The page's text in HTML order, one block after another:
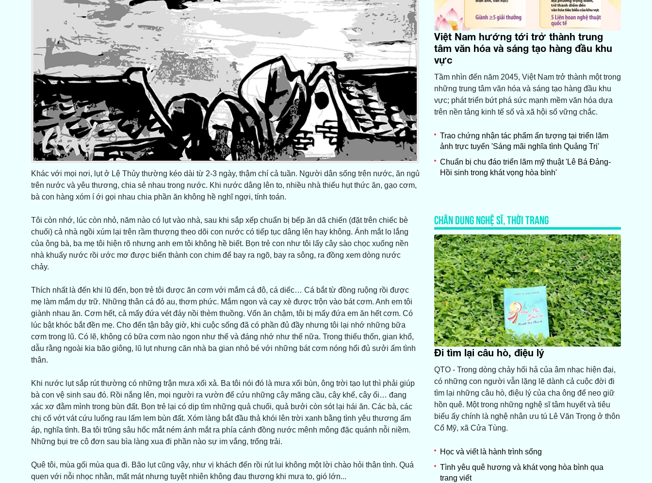
Khác với mọi nơi, lụt ở Lệ Thủy thường kéo dài từ 2-3 ngày, thậm chí cả tuần. Người dân sống trên nước, ăn ngủ
trên nước và yêu thương, chia sẻ nhau trong nước. Khi nước dâng lên to, nhiều nhà thiếu hụt thức ăn, gạo cơm,
bà con hàng xóm í ới gọi nhau chia phần ăn không hề nghĩ ngợi, tính toán.
Tôi còn nhớ, lúc còn nhỏ, năm nào có lụt vào nhà, sau khi sắp xếp chuẩn bị bếp ăn dã chiến (đặt trên chiếc bè
chuối) cả nhà ngồi xúm lại trên rầm thượng theo dõi con nước có tiếp tục dâng lên hay không. Ánh mắt lo lắng
của ông bà, ba mẹ tôi hiện rõ nhưng anh em tôi không hề biết. Bọn trẻ con như tôi lấy cây sào chọc xuống nền
nhà khuấy nước rồi ước mơ được biến thành con chim để bay ra ngõ, bay ra sông, ra đồng xem dòng nước
chảy.
Thích nhất là đến khi lũ đến, bọn trẻ tôi được ăn cơm với mắm cá đô, cá diếc… Cá bắt từ đồng ruộng rồi được
mẹ làm mắm dự trữ. Những thân cá đỏ au, thơm phức. Mắm ngon và cay xè được trộn vào bát cơm. Anh em tôi
giành nhau ăn. Cơm hết, cả mấy đứa vét đáy nồi thèm thuồng. Vốn ăn chậm, tôi bị mấy đứa em ăn hết cơm. Có
lúc bật khóc bắt đền mẹ. Cho đến tận bây giờ, khi cuộc sống đã có phần đủ đầy nhưng tôi lại nhớ những bữa
cơm trong lũ. Có lẽ, không có bữa cơm nào ngon như thế và đáng nhớ như thế nữa. Trong thiếu thốn, gian khổ,
dẫu rằng ngoài kia bão giông, lũ lụt nhưng căn nhà ba gian nhỏ bé với những bát cơm nóng hổi đủ sưởi ấm tình
thân.
Khi nước lụt sắp rút thường có những trận mưa xối xả. Ba tôi nói đó là mưa xối bùn, ông trời tạo lụt thì phải giúp
bà con vệ sinh sau đó. Rồi nắng lên, mọi người ra vườn để cứu những cây mãng cầu, cây khế, cây ổi… đang
xác xơ đằm mình trong bùn đất. Bọn trẻ lại có dịp tìm những quả chuối, quả bưởi còn sót lại hái ăn. Các bà, các
chị cố vớt vát cứu luống rau lấm lem bùn đất. Xóm làng bắt đầu thả khói lên trời xanh bằng tình yêu thương ấm
áp, nghĩa tình. Ba tôi trũng sâu hốc mắt ném ánh mắt ra phía cánh đồng nước mênh mông đặc quánh nỗi niềm.
Những bụi tre cô đơn sau bìa làng xua đi phần nào sự im vắng, trống trải.
Quê tôi, mùa gối mùa qua đi. Bão lụt cũng vậy, như vị khách đến rồi rút lui không một lời chào hỏi thân tình. Quá
quen với nỗi nhọc nhằn, mất mát nhưng tuyệt nhiên không đau thương khi mưa to, gió lớn...
Việt Nam hướng tới trở thành trung
tâm văn hóa và sáng tạo hàng đầu khu
vực
Tầm nhìn đến năm 2045, Việt Nam trở thành một trong
những trung tâm văn hóa và sáng tạo hàng đầu khu
vực; phát triển bứt phá sức mạnh mềm văn hóa dựa
trên nền tảng kinh tế số và xã hội số vững chắc.
Trao chứng nhận tác phẩm ấn tượng tại triển lãm
ảnh trực tuyến 'Sáng mãi nghĩa tình Quảng Trị'
Chuẩn bị chu đáo triển lãm mỹ thuật 'Lê Bá Đảng-
Hồi sinh trong khát vọng hòa bình'
CHÂN DUNG NGHỆ SĨ, THỜI TRANG
Đi tìm lại câu hò, điệu lý
QTO - Trong dòng chảy hối hả của âm nhạc hiện đại,
có những con người vẫn lặng lẽ dành cả cuộc đời đi
tìm lại những câu hò, điệu lý của cha ông để neo giữ
hồn quê. Một trong những nghệ sĩ tâm huyết và tiêu
biểu ấy chính là nghệ nhân ưu tú Lê Văn Trọng ở thôn
Cổ Mỹ, xã Cửa Tùng.
Học và viết là hành trình sống
Tình yêu quê hương và khát vọng hòa bình qua
trang viết